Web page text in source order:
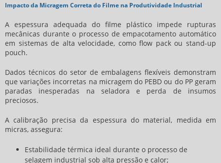
Impacto da Micragem Correta do Filme na Produtividade Industrial
A espessura adequada do filme plástico impede rupturas
mecânicas durante o processo de empacotamento automático
em sistemas de alta velocidade, como flow pack ou stand-up
pouch.
Dados técnicos do setor de embalagens flexíveis demonstram
que variações incorretas na micragem do PEBD ou do PP geram
paradas inesperadas na seladora e perda de insumos
preciosos.
A calibração precisa da espessura do material, medida em
micras, assegura:
Estabilidade térmica ideal durante o processo de
selagem industrial sob alta pressão e calor;